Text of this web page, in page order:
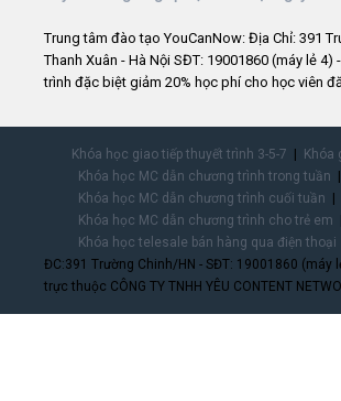
Trung tâm đào tạo YouCanNow: Địa Chỉ: 391
Thanh Xuân - Hà Nội SĐT: 19001860 (máy lẻ
trình đặc biệt giảm 20% học phí cho học viên
Khóa học giao tiếp thuyết trình 3-5-7
Khóa
Khóa học MC dẫn chương trình trong tuần
Khóa học MC dẫn chương trình cuối tuần
Khóa học MC dẫn chương trình cho trẻ em
Khóa học telesale bán hàng qua điện thoại
ĐC:391 Trường Chinh/HN - SĐT: 19001860 (máy
trực thuộc CÔNG TY TNHH YÊU CONTENT